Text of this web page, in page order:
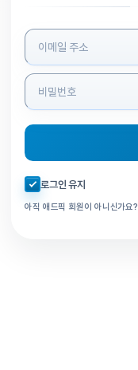
로그인 정보 입력
자동로그인 체크
로그인 유지
아직 애드픽 회원이 아니신가요?